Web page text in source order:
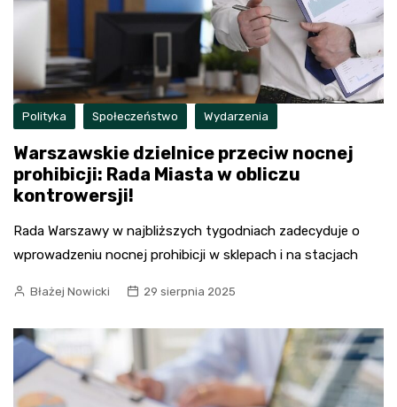
Polityka Społeczeństwo Wydarzenia
Warszawskie dzielnice przeciw nocnej
prohibicji: Rada Miasta w obliczu
kontrowersji!
Rada Warszawy w najbliższych tygodniach zadecyduje o
wprowadzeniu nocnej prohibicji w sklepach i na stacjach
Błażej Nowicki 29 sierpnia 2025